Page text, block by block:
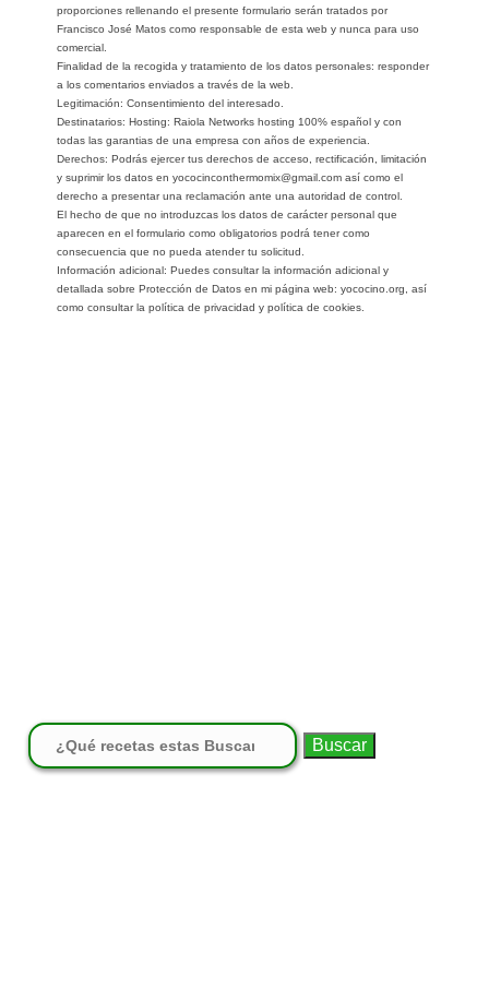
proporciones rellenando el presente formulario serán tratados por
Francisco José Matos como responsable de esta web y nunca para uso
comercial.
Finalidad de la recogida y tratamiento de los datos personales: responder
a los comentarios enviados a través de la web.
Legitimación: Consentimiento del interesado.
Destinatarios: Hosting: Raiola Networks hosting 100% español y con
todas las garantias de una empresa con años de experiencia.
Derechos: Podrás ejercer tus derechos de acceso, rectificación, limitación
y suprimir los datos en yococinconthermomix@gmail.com así como el
derecho a presentar una reclamación ante una autoridad de control.
El hecho de que no introduzcas los datos de carácter personal que
aparecen en el formulario como obligatorios podrá tener como
consecuencia que no pueda atender tu solicitud.
Información adicional: Puedes consultar la información adicional y
detallada sobre Protección de Datos en mi página web: yococino.org, así
como consultar la política de privacidad y política de cookies.
Buscar: